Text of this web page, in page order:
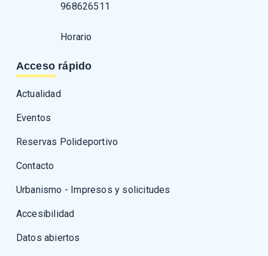
968626511
Horario
Acceso rápido
Actualidad
Eventos
Reservas Polideportivo
Contacto
Urbanismo - Impresos y solicitudes
Accesibilidad
Datos abiertos